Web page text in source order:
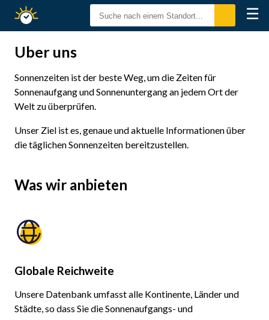
Sonnenzeiten ☰
Über uns
Sonnenzeiten ist der beste Weg, um die Zeiten für
Sonnenaufgang und Sonnenuntergang an jedem Ort der
Welt zu überprüfen.
Unser Ziel ist es, genaue und aktuelle Informationen über
die täglichen Sonnenzeiten bereitzustellen.
Was wir anbieten
Globale Reichweite
Unsere Datenbank umfasst alle Kontinente, Länder und
Städte, so dass Sie die Sonnenaufgangs- und